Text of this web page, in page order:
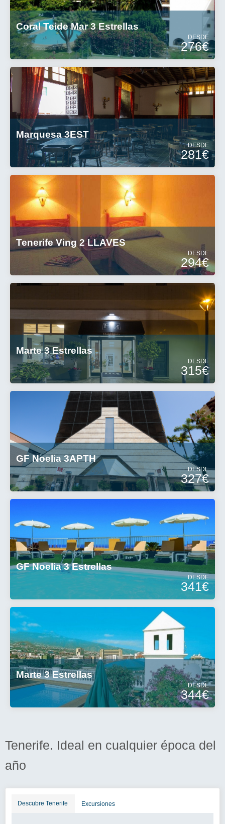
Coral Teide Mar 3 Estrellas
DESDE
276€
Marquesa 3EST
DESDE
281€
Tenerife Ving 2 LLAVES
DESDE
294€
Marte 3 Estrellas
DESDE
315€
GF Noelia 3APTH
DESDE
327€
GF Noelia 3 Estrellas
DESDE
341€
Marte 3 Estrellas
DESDE
344€
Tenerife. Ideal en cualquier época del
año
Descubre Tenerife Excursiones